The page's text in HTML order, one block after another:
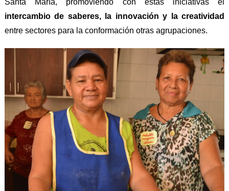
intercambio de saberes, la innovación y la creatividad
entre sectores para la conformación otras agrupaciones.